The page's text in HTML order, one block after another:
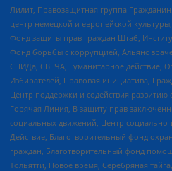
Лилит, Правозащитная группа
центр немецкой и европейской
Фонд защиты прав граждан Штаб,
Фонд борьбы с коррупцией, Альянс
СПИДа, СВЕЧА, Гуманитарное действие,
Избирателей, Правовая инициатива,
Центр поддержки и содействия развитию
Горячая Линия, В защиту прав
социальных движений, Центр
Действие, Благотворительный фонд
граждан, Благотворительный фонд
Тольятти, Новое время, Серебряная